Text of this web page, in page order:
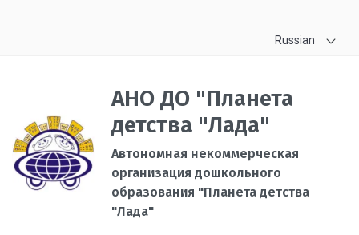
Russian
АНО ДО "Планета
детства "Лада"
Автономная некоммерческая
организация дошкольного
образования "Планета детства
"Лада"